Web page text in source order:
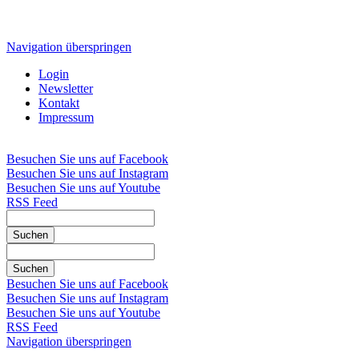
Navigation überspringen
Login
Newsletter
Kontakt
Impressum
Besuchen Sie uns auf Facebook
Besuchen Sie uns auf Instagram
Besuchen Sie uns auf Youtube
RSS Feed
Suchen
Suchen
Besuchen Sie uns auf Facebook
Besuchen Sie uns auf Instagram
Besuchen Sie uns auf Youtube
RSS Feed
Navigation überspringen